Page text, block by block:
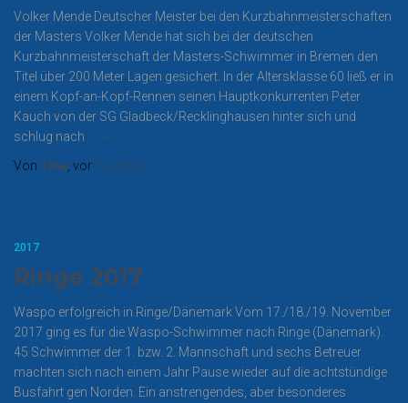
Volker Mende Deutscher Meister bei den Kurzbahnmeisterschaften
der Masters Volker Mende hat sich bei der deutschen
Kurzbahnmeisterschaft der Masters-Schwimmer in Bremen den
Titel über 200 Meter Lagen gesichert. In der Altersklasse 60 ließ er in
einem Kopf-an-Kopf-Rennen seinen Hauptkonkurrenten Peter
Kauch von der SG Gladbeck/Recklinghausen hinter sich und
schlug nach
Von Tina, vor 7 Jahren
2017
Ringe 2017
Waspo erfolgreich in Ringe/Dänemark Vom 17./18./19. November
2017 ging es für die Waspo-Schwimmer nach Ringe (Dänemark).
45 Schwimmer der 1. bzw. 2. Mannschaft und sechs Betreuer
machten sich nach einem Jahr Pause wieder auf die achtstündige
Busfahrt gen Norden. Ein anstrengendes, aber besonderes